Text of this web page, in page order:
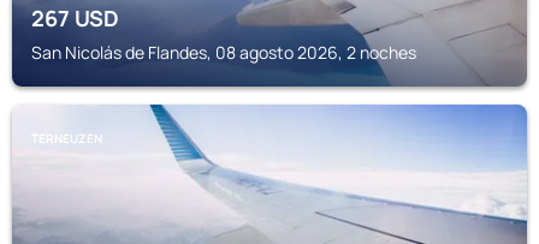
267USD
San Nicolás de Flandes, 08 agosto 2026, 2 noches
TERNEUZEN